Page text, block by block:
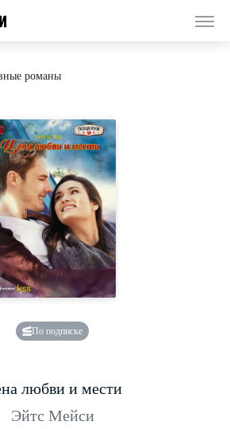
романы
По подписке
любви и мести
Эйтс Мейси